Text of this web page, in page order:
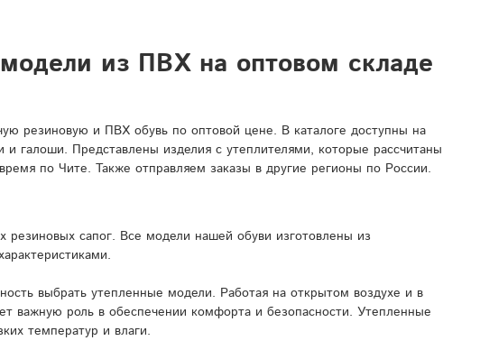
из ПВХ на оптовом складе
резиновую и ПВХ обувь по оптовой цене. В каталоге доступны на
галоши. Представлены изделия с утеплителями, которые рассчитаны
по Чите. Также отправляем заказы в другие регионы по России.
сапог. Все модели нашей обуви изготовлены из
выбрать утепленные модели. Работая на открытом воздухе и в
важную роль в обеспечении комфорта и безопасности. Утепленные
температур и влаги.